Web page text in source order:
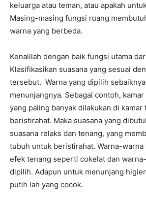
keluarga atau teman, atau apakah
Masing-masing fungsi ruang
warna yang berbeda.
Kenalilah dengan baik fungsi utama
Klasifikasikan suasana yang sesuai
tersebut. Warna yang dipilih
menunjangnya. Sebagai contoh,
yang paling banyak dilakukan di kamar
beristirahat. Maka suasana yang
suasana relaks dan tenang, yang
tubuh untuk beristirahat. Warna-warna
efek tenang seperti cokelat dan
dipilih. Adapun untuk menunjang
putih lah yang cocok.